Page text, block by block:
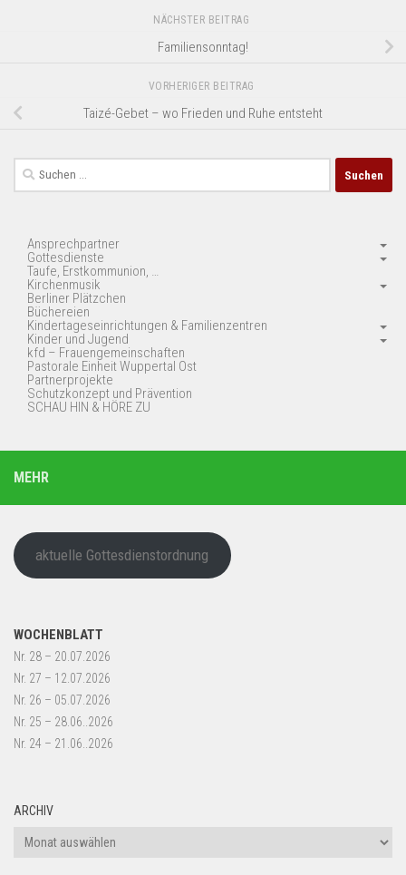
NÄCHSTER BEITRAG
Familiensonntag!
VORHERIGER BEITRAG
Taizé-Gebet – wo Frieden und Ruhe entsteht
Suchen
nach:
Ansprechpartner
Gottesdienste
Taufe, Erstkommunion, …
Kirchenmusik
Berliner Plätzchen
Büchereien
Kindertageseinrichtungen & Familienzentren
Kinder und Jugend
kfd – Frauengemeinschaften
Pastorale Einheit Wuppertal Ost
Partnerprojekte
Schutzkonzept und Prävention
SCHAU HIN & HÖRE ZU
MEHR
aktuelle Gottesdienstordnung
WOCHENBLATT
Nr. 28 – 20.07.2026
Nr. 27 – 12.07.2026
Nr. 26 – 05.07.2026
Nr. 25 – 28.06..2026
Nr. 24 – 21.06..2026
ARCHIV
Archiv